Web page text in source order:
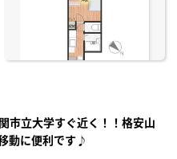
市立大学すぐ近く！！格安山
動に便利です♪